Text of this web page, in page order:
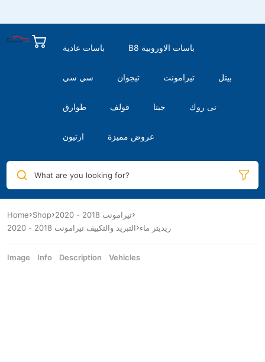
باسات عادية B8 باسات الاوروبية
سي سي تيجوان تيرامونت بيتل
طوارق قولف جيتا تى روك
ارتيون عروض مميزة
What are you looking for?
Home Shop
تيرامونت 2018 - 2020
التبريد والتكييف تيرامونت 2018 - 2020 ريديتر ماء
Image Info Description Vehicles